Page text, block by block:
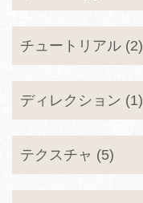
チュートリアル (2)
ディレクション (1)
テクスチャ (5)